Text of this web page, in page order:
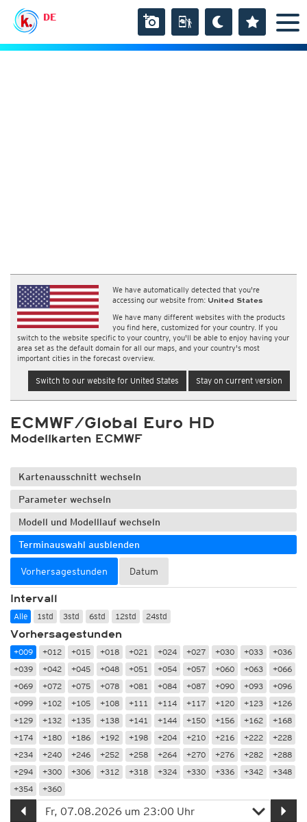
DE
We have automatically detected that you're
accessing our website from: United States
We have many different websites with the products
you find here, customized for your country. If you
switch to the website specific to your country, you'll be able to enjoy having your
area set as the default domain for all our maps, and your country's most
important cities in the forecast overview.
Switch to our website for United States Stay on current version
ECMWF/Global Euro HD
Modellkarten ECMWF
Kartenausschnitt wechseln
Parameter wechseln
Modell und Modelllauf wechseln
Terminauswahl ausblenden
Vorhersagestunden Datum
Intervall
Alle 1std 3std 6std 12std 24std
Vorhersagestunden
+009 +012 +015 +018 +021 +024 +027 +030 +033
+036
+039
+042 +045 +048 +051 +054 +057 +060 +063
+066
+069
+072 +075 +078 +081 +084 +087 +090 +093
+096
+099
+102 +105 +108 +111 +114 +117 +120 +123
+126
+129
+132 +135 +138 +141 +144 +150 +156 +162
+168
+174
+180 +186 +192 +198 +204 +210 +216 +222
+228
+234
+240 +246 +252 +258 +264 +270 +276 +282
+288
+294
+300 +306 +312 +318 +324 +330 +336 +342
+348
+354
+360